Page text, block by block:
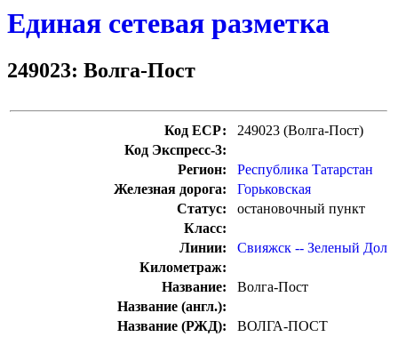
Единая сетевая разметка
249023: Волга-Пост
Код ЕСР:
249023 (Волга-Пост)
Код Экспресс-3:
Регион:
Республика Татарстан
Железная дорога:
Горьковская
Статус:
остановочный пункт
Класс:
Линии:
Свияжск -- Зеленый Дол
Километраж:
Название:
Волга-Пост
Название (англ.):
Название (РЖД):
ВОЛГА-ПОСТ